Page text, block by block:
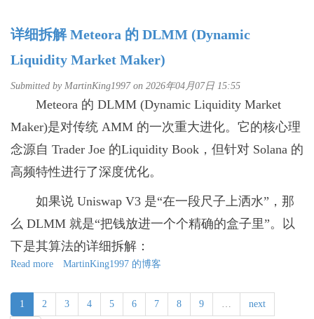
见
2026：
并
后，
韩
国
加
密
头
金
融
建
详细拆解 Meteora 的 DLMM (Dynamic
Liquidity Market Maker)
Submitted by MartinKing1997on 2026年04月07日 15:55
Meteora 的 DLMM (Dynamic Liquidity Market
Maker)是对传统 AMM 的一次重大进化。它的核心理
念源自 Trader Joe 的Liquidity Book，但针对 Solana 的
高频特性进行了深度优化。
如果说 Uniswap V3 是“在一段尺子上洒水”，那
么 DLMM 就是“把钱放进一个个精确的盒子里”。以
下是其算法的详细拆解：
Read more about
细
MartinKing1997 的博客
1 2 3 4 5 6 7 8 9 … next